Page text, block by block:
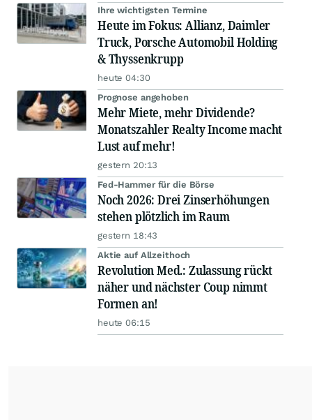
Ihre wichtigsten Termine
Heute im Fokus: Allianz, Daimler
Truck, Porsche Automobil Holding
& Thyssenkrupp
heute 04:30
Prognose angehoben
Mehr Miete, mehr Dividende?
Monatszahler Realty Income macht
Lust auf mehr!
gestern 20:13
Fed-Hammer für die Börse
Noch 2026: Drei Zinserhöhungen
stehen plötzlich im Raum
gestern 18:43
Aktie auf Allzeithoch
Revolution Med.: Zulassung rückt
näher und nächster Coup nimmt
Formen an!
heute 06:15